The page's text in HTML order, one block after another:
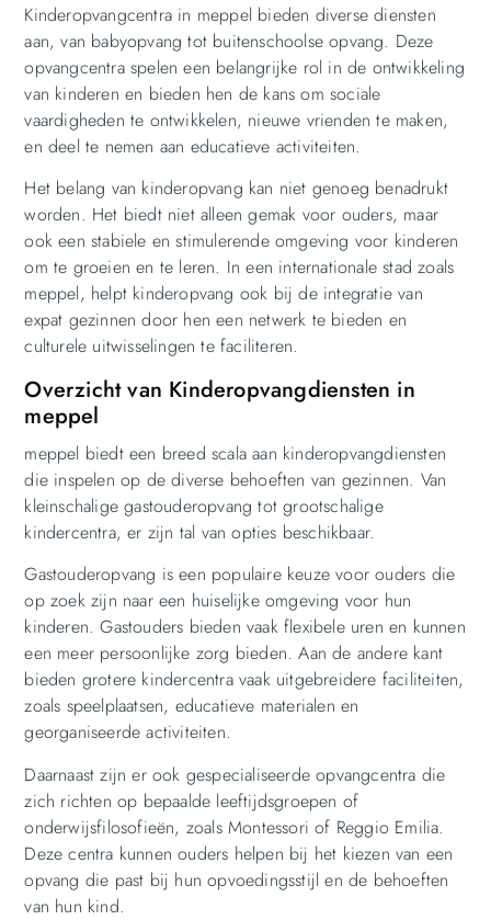
Kinderopvangcentra in meppel bieden diverse diensten
aan, van babyopvang tot buitenschoolse opvang. Deze
opvangcentra spelen een belangrijke rol in de ontwikkeling
van kinderen en bieden hen de kans om sociale
vaardigheden te ontwikkelen, nieuwe vrienden te maken,
en deel te nemen aan educatieve activiteiten.
Het belang van kinderopvang kan niet genoeg benadrukt
worden. Het biedt niet alleen gemak voor ouders, maar
ook een stabiele en stimulerende omgeving voor kinderen
om te groeien en te leren. In een internationale stad zoals
meppel, helpt kinderopvang ook bij de integratie van
expat gezinnen door hen een netwerk te bieden en
culturele uitwisselingen te faciliteren.
Overzicht van Kinderopvangdiensten in
meppel
meppel biedt een breed scala aan kinderopvangdiensten
die inspelen op de diverse behoeften van gezinnen. Van
kleinschalige gastouderopvang tot grootschalige
kindercentra, er zijn tal van opties beschikbaar.
Gastouderopvang is een populaire keuze voor ouders die
op zoek zijn naar een huiselijke omgeving voor hun
kinderen. Gastouders bieden vaak flexibele uren en kunnen
een meer persoonlijke zorg bieden. Aan de andere kant
bieden grotere kindercentra vaak uitgebreidere faciliteiten,
zoals speelplaatsen, educatieve materialen en
georganiseerde activiteiten.
Daarnaast zijn er ook gespecialiseerde opvangcentra die
zich richten op bepaalde leeftijdsgroepen of
onderwijsfilosofieën, zoals Montessori of Reggio Emilia.
Deze centra kunnen ouders helpen bij het kiezen van een
opvang die past bij hun opvoedingsstijl en de behoeften
van hun kind.